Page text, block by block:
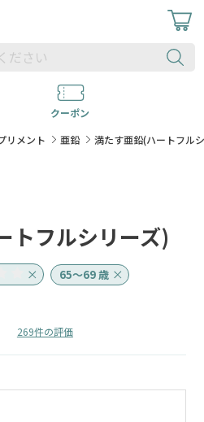
クーポン
リメント 亜鉛 満たす亜鉛(ハートフル
トフルシリーズ)
65～69 歳
269件の評価